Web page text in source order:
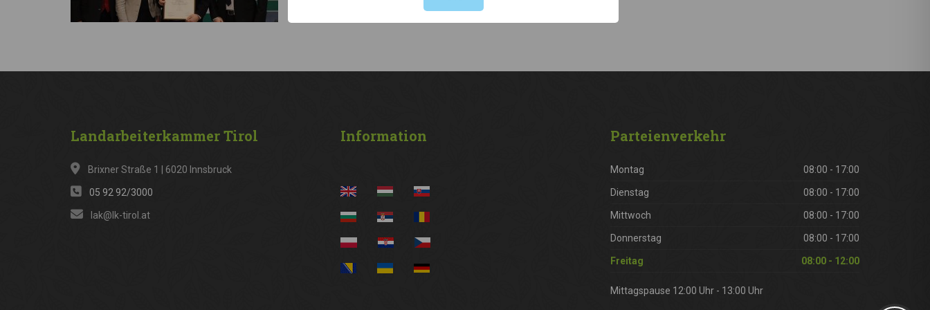
LandarbeiterkammerTirol
Brixner Straße 1 | 6020 Innsbruck
05 92 92/3000
lak@lk-tirol.at
Information Parteienverkehr
Montag 08:00 - 17:00
Dienstag 08:00 - 17:00
Mittwoch 08:00 - 17:00
Donnerstag 08:00 - 17:00
Freitag 08:00 - 12:00
Mittagspause 12:00 Uhr - 13:00 Uhr